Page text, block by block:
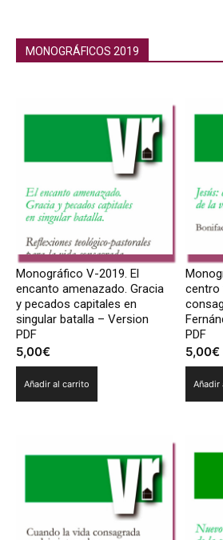
MONOGRÁFICOS 2019
Monográfico V-2019. El
encanto amenazado. Gracia
y pecados capitales en
singular batalla – Version
PDF
5,00€
Añadir al carrito
centro
PDF
5,00€
Añadir